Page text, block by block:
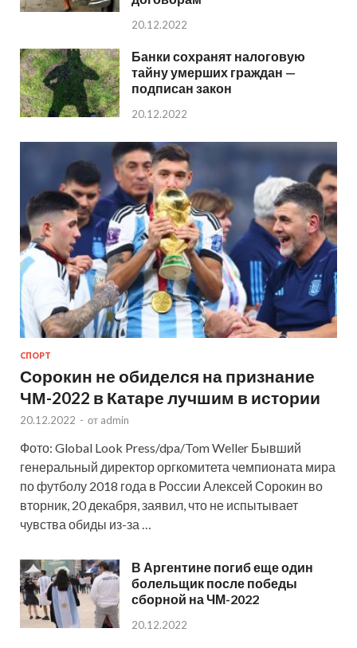
20.12.2022
Банки сохранят налоговую
тайну умерших граждан —
подписан закон
20.12.2022
СПОРТ
Сорокин не обиделся на признание
ЧМ-2022 в Катаре лучшим в истории
20.12.2022 - от admin
Фото: Global Look Press/dpa/Tom Weller Бывший
генеральный директор оргкомитета чемпионата мира
по футболу 2018 года в России Алексей Сорокин во
вторник, 20 декабря, заявил, что не испытывает
чувства обиды из-за …
В Аргентине погиб еще один
болельщик после победы
сборной на ЧМ-2022
20.12.2022